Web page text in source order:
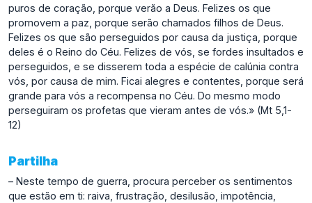
puros de coração, porque verão a Deus. Felizes os que
promovem a paz, porque serão chamados filhos de Deus.
Felizes os que são perseguidos por causa da justiça, porque
deles é o Reino do Céu. Felizes de vós, se fordes insultados e
perseguidos, e se disserem toda a espécie de calúnia contra
vós, por causa de mim. Ficai alegres e contentes, porque será
grande para vós a recompensa no Céu. Do mesmo modo
perseguiram os profetas que vieram antes de vós.» (Mt 5,1-
12)
Partilha
– Neste tempo de guerra, procura perceber os sentimentos
que estão em ti: raiva, frustração, desilusão, impotência,